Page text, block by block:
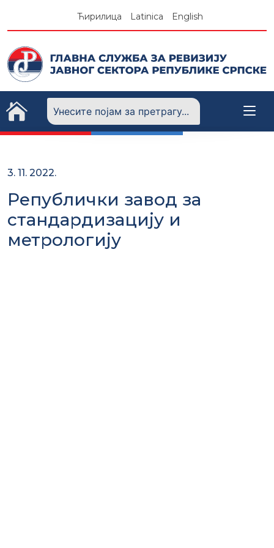
Ћирилица Latinica English
3. 11. 2022.
Републички завод за
стандардизацију и
метрологију